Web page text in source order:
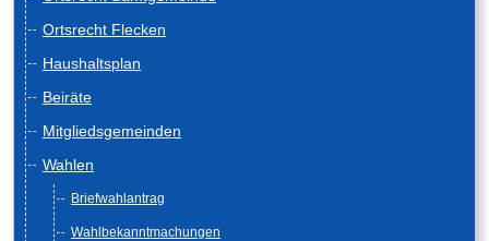
Ortsrecht Flecken
Haushaltsplan
Beiräte
Mitgliedsgemeinden
Wahlen
Briefwahlantrag
Wahlbekanntmachungen